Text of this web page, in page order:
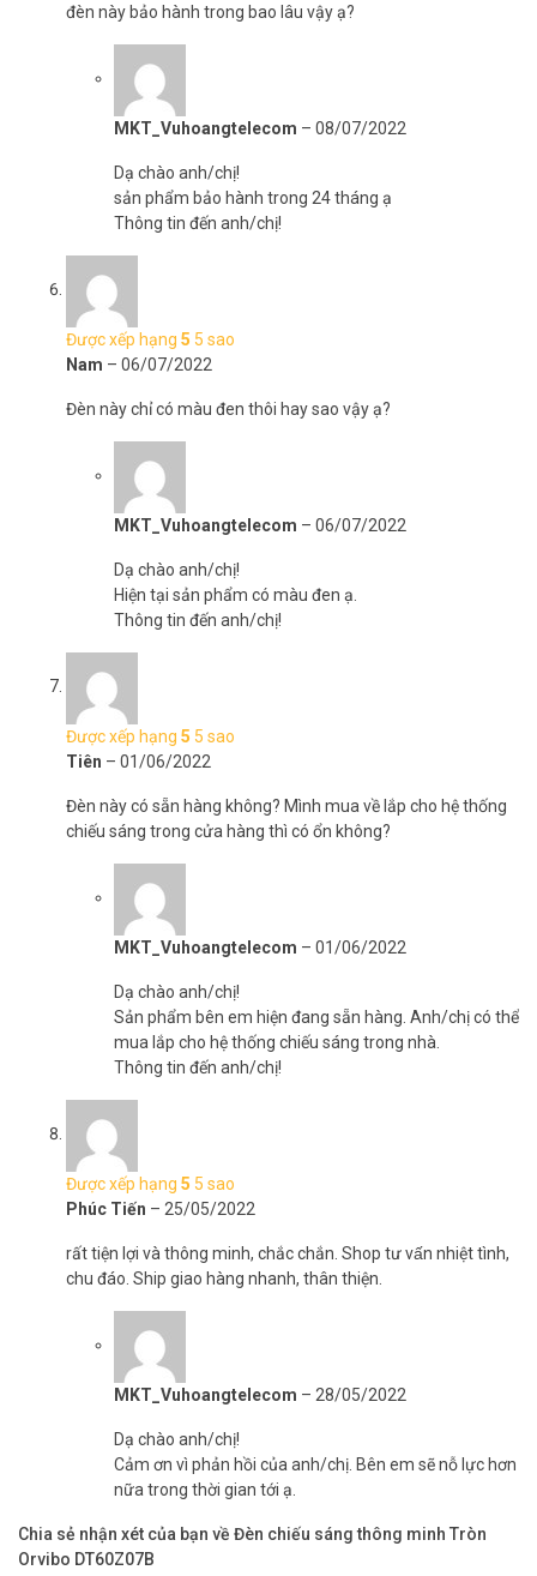
đèn này bảo hành trong bao lâu vậy ạ?
MKT_Vuhoangtelecom – 08/07/2022
Dạ chào anh/chị!
sản phẩm bảo hành trong 24 tháng ạ
Thông tin đến anh/chị!
Được xếp hạng 5 5 sao
Nam – 06/07/2022
Đèn này chỉ có màu đen thôi hay sao vậy ạ?
MKT_Vuhoangtelecom – 06/07/2022
Dạ chào anh/chị!
Hiện tại sản phẩm có màu đen ạ.
Thông tin đến anh/chị!
Được xếp hạng 5 5 sao
Tiên – 01/06/2022
Đèn này có sẵn hàng không? Mình mua về lắp cho hệ thống
chiếu sáng trong cửa hàng thì có ổn không?
MKT_Vuhoangtelecom – 01/06/2022
Dạ chào anh/chị!
Sản phẩm bên em hiện đang sẵn hàng. Anh/chị có thể
mua lắp cho hệ thống chiếu sáng trong nhà.
Thông tin đến anh/chị!
Được xếp hạng 5 5 sao
Phúc Tiến – 25/05/2022
rất tiện lợi và thông minh, chắc chắn. Shop tư vấn nhiệt tình,
chu đáo. Ship giao hàng nhanh, thân thiện.
MKT_Vuhoangtelecom – 28/05/2022
Dạ chào anh/chị!
Cảm ơn vì phản hồi của anh/chị. Bên em sẽ nỗ lực hơn
nữa trong thời gian tới ạ.
Chia sẻ nhận xét của bạn về Đèn chiếu sáng thông minh Tròn
Orvibo DT60Z07B